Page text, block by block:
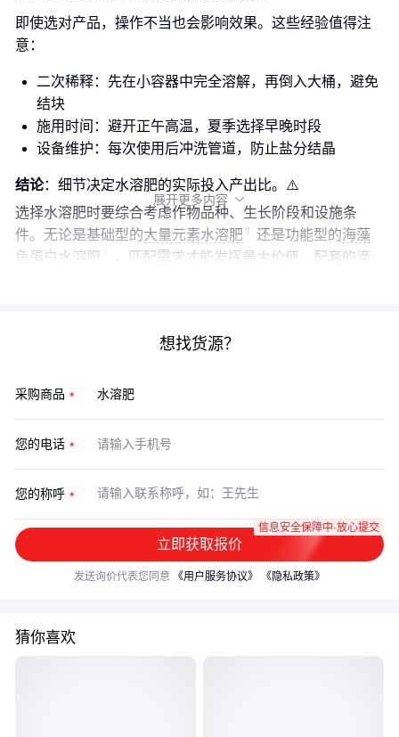
即使选对产品，操作不当也会影响效果。这些经验值得注
意：
二次稀释：先在小容器中完全溶解，再倒入大桶，避免
结块
施用时间：避开正午高温，夏季选择早晚时段
设备维护：每次使用后冲洗管道，防止盐分结晶
结论：细节决定水溶肥的实际投入产出比。⚠️
选择水溶肥时要综合考虑作物品种、生长阶段和设施条
件。无论是基础型的大量元素水溶肥 还是功能型的海藻
鱼蛋白水溶肥
，匹配需求才能发挥最大价值。配套的滴
展开更多内容 
想找货源？
采购商品
您的电话
您的称呼
立即获取报价
信息安全保障中·放心提交
发送询价代表您同意 《用户服务协议》 《隐私政策》
猜你喜欢